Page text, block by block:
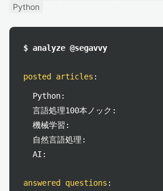
Python
$ analyze @segavvy
posted articles :
Python:
言語処理100本ノック:
機械学習:
自然言語処理:
AI:
answered questions :